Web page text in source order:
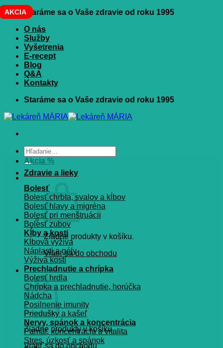
Skip
to
content
Staráme sa o Vaše zdravie od roku 1995
O nás
Služby
Vyšetrenia
E-recept
Blog
Q&A
Kontakty
Staráme sa o Vaše zdravie od roku 1995
Hľadať:
Žiadne produkty v košíku.
Vrátiť sa do obchodu
Košík
Žiadne produkty v košíku.
Vrátiť sa do obchodu
Akcia %
Zdravie a lieky
Bolesť
Bolesť chrbta, svalov a kĺbov
Bolesť hlavy a migréna
Bolesť pri menštruácii
Bolesť zubov
Kĺby a kosti
Kĺbová výživa
Náplasti a gély
Výživa kostí
Prechladnutie a chrípka
Bolesť hrdla
Chrípka a prechladnutie, horúčka
Nádcha
Posilnenie imunity
Priedušky a kašeľ
Nervy, spánok a koncentrácia
Pamät, koncentrácia a vitalita
Stres, úzkosť a spánok
AKCIA